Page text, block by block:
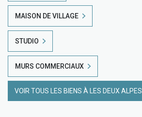
MAISON DE VILLAGE
STUDIO
MURS COMMERCIAUX
VOIR TOUS LES BIENS À LES DEUX ALPES